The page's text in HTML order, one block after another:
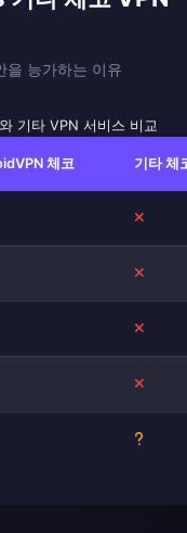
을 능가하는 이유
기타 VPN 서비스 비교
체코 기타 체